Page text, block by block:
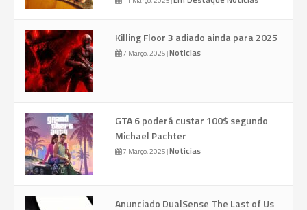
Killing Floor 3 adiado ainda para 2025
7 Março, 2025|Noticias
GTA 6 poderá custar 100$ segundo
Michael Pachter
7 Março, 2025|Noticias
Anunciado DualSense The Last of Us